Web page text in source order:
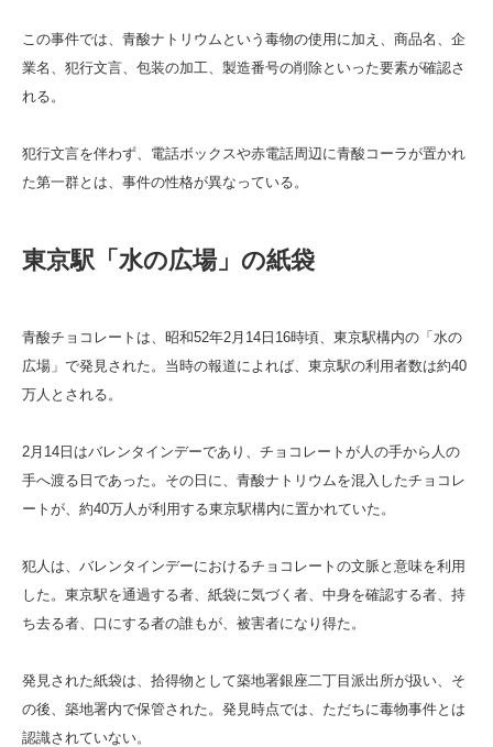
この事件では、青酸ナトリウムという毒物の使用に加え、商品名、企
業名、犯行文言、包装の加工、製造番号の削除といった要素が確認さ
れる。
犯行文言を伴わず、電話ボックスや赤電話周辺に青酸コーラが置かれ
た第一群とは、事件の性格が異なっている。
東京駅「水の広場」の紙袋
青酸チョコレートは、昭和52年2月14日16時頃、東京駅構内の「水の
広場」で発見された。当時の報道によれば、東京駅の利用者数は約40
万人とされる。
2月14日はバレンタインデーであり、チョコレートが人の手から人の
手へ渡る日であった。その日に、青酸ナトリウムを混入したチョコレ
ートが、約40万人が利用する東京駅構内に置かれていた。
犯人は、バレンタインデーにおけるチョコレートの文脈と意味を利用
した。東京駅を通過する者、紙袋に気づく者、中身を確認する者、持
ち去る者、口にする者の誰もが、被害者になり得た。
発見された紙袋は、拾得物として築地署銀座二丁目派出所が扱い、そ
の後、築地署内で保管された。発見時点では、ただちに毒物事件とは
認識されていない。